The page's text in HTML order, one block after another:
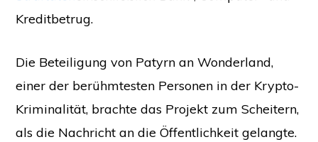
Kreditbetrug.
Die Beteiligung von Patyrn an Wonderland,
einer der berühmtesten Personen in der Krypto-
Kriminalität, brachte das Projekt zum Scheitern,
als die Nachricht an die Öffentlichkeit gelangte.